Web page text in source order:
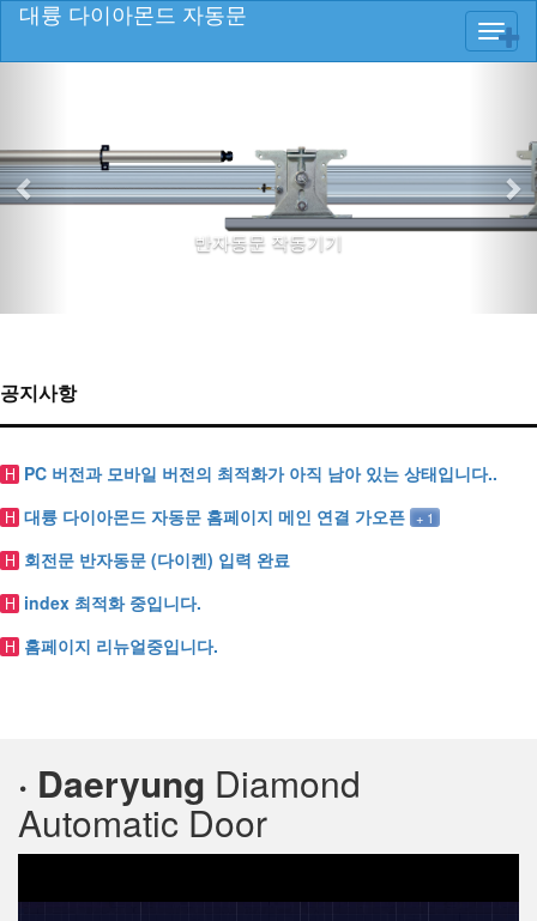
대륭 다이아몬드 자동문
반자동문 작동기기
공지사항
H PC 버전과 모바일 버전의 최적화가 아직 남아 있는 상태입니다..
H 대륭 다이아몬드 자동문 홈페이지 메인 연결 가오픈 +1
H 회전문 반자동문 (다이켄) 입력 완료
H index 최적화 중입니다.
H 홈페이지 리뉴얼중입니다.
· Daeryung Diamond
Automatic Door